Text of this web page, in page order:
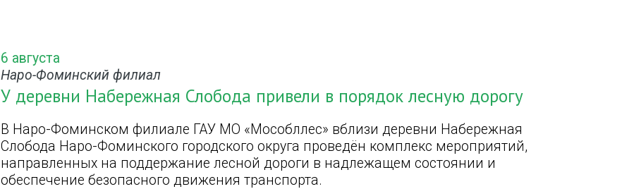
6 августа
Наро-Фоминский филиал
У деревни Набережная Слобода привели в порядок лесную дорогу
В Наро-Фоминском филиале ГАУ МО «Мособллес» вблизи деревни Набережная
Слобода Наро-Фоминского городского округа проведён комплекс мероприятий,
направленных на поддержание лесной дороги в надлежащем состоянии и
обеспечение безопасного движения транспорта.